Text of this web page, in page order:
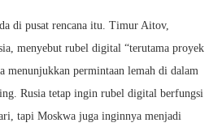
di pusat rencana itu. Timur Aitov,
menyebut rubel digital “terutama proyek
menunjukkan permintaan lemah di dalam
Rusia tetap ingin rubel digital berfungsi
tapi Moskwa juga inginnya menjadi